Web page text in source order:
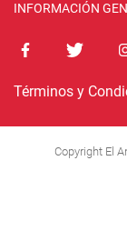
INFORMACIÓN
Términos y
Copyright El